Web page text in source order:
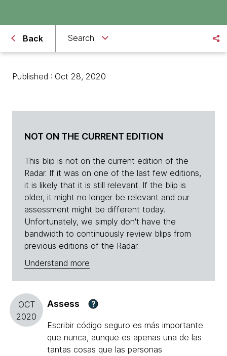
Back Search
Published : Oct 28, 2020
NOT ON THE CURRENT EDITION
This blip is not on the current edition of the
Radar. If it was on one of the last few editions,
it is likely that it is still relevant. If the blip is
older, it might no longer be relevant and our
assessment might be different today.
Unfortunately, we simply don't have the
bandwidth to continuously review blips from
previous editions of the Radar.
Understand more
OCT
2020
Assess ?
Escribir código seguro es más importante
que nunca, aunque es apenas una de las
tantas cosas que las personas